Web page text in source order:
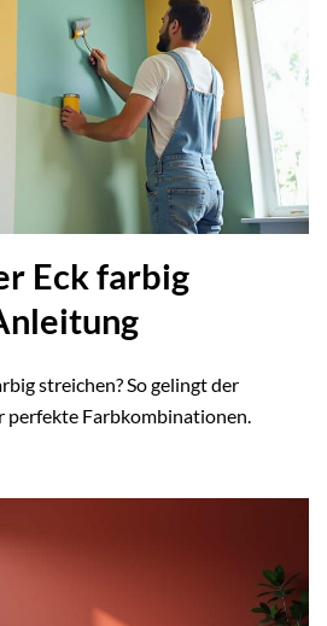
Eck farbig
streichen? So gelingt der
perfekte Farbkombinationen.